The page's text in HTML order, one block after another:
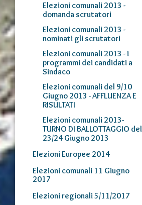
Elezioni comunali 2013 -
domanda scrutatori
Elezioni comunali 2013 -
nominati gli scrutatori
Elezioni comunali 2013 - i
programmi dei candidati a
Sindaco
Elezioni comunali del 9/10
Giugno 2013 - AFFLUENZA E
RISULTATI
Elezioni comunali 2013-
TURNO DI BALLOTTAGGIO del
23/24 Giugno 2013
Elezioni Europee 2014
Elezioni comunali 11 Giugno
2017
Elezioni regionali 5/11/2017